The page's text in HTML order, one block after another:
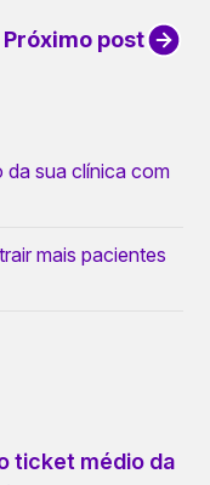
Próximo post
da sua clínica com
mais pacientes
ticket médio da